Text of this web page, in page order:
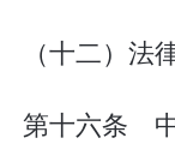
（十二）法
第十六条